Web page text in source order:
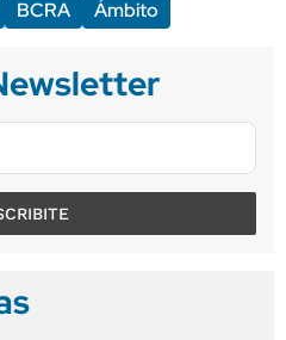
BCRA Ámbito